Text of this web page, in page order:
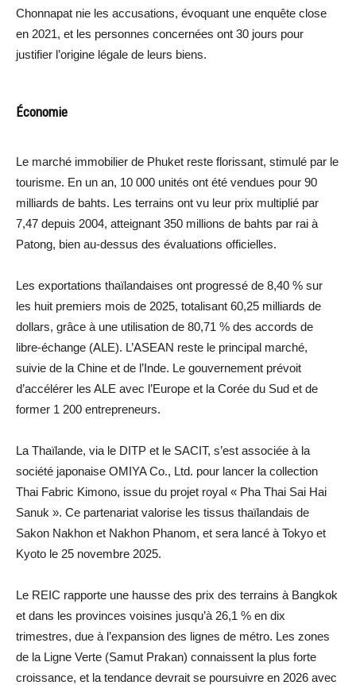
Chonnapat nie les accusations, évoquant une enquête close
en 2021, et les personnes concernées ont 30 jours pour
justifier l’origine légale de leurs biens.
Économie
Le marché immobilier de Phuket reste florissant, stimulé par le
tourisme. En un an, 10 000 unités ont été vendues pour 90
milliards de bahts. Les terrains ont vu leur prix multiplié par
7,47 depuis 2004, atteignant 350 millions de bahts par rai à
Patong, bien au-dessus des évaluations officielles.
Les exportations thaïlandaises ont progressé de 8,40 % sur
les huit premiers mois de 2025, totalisant 60,25 milliards de
dollars, grâce à une utilisation de 80,71 % des accords de
libre-échange (ALE). L’ASEAN reste le principal marché,
suivie de la Chine et de l’Inde. Le gouvernement prévoit
d’accélérer les ALE avec l’Europe et la Corée du Sud et de
former 1 200 entrepreneurs.
La Thaïlande, via le DITP et le SACIT, s’est associée à la
société japonaise OMIYA Co., Ltd. pour lancer la collection
Thai Fabric Kimono, issue du projet royal « Pha Thai Sai Hai
Sanuk ». Ce partenariat valorise les tissus thaïlandais de
Sakon Nakhon et Nakhon Phanom, et sera lancé à Tokyo et
Kyoto le 25 novembre 2025.
Le REIC rapporte une hausse des prix des terrains à Bangkok
et dans les provinces voisines jusqu’à 26,1 % en dix
trimestres, due à l’expansion des lignes de métro. Les zones
de la Ligne Verte (Samut Prakan) connaissent la plus forte
croissance, et la tendance devrait se poursuivre en 2026 avec